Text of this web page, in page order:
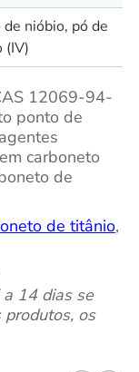
nióbio, pó de
(IV)
12069-94-
ponto de
carboneto
de
de titânio,
14 dias se
produtos, os